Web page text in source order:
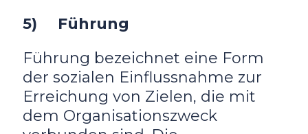
5) Führung
Führung bezeichnet eine Form
der sozialen Einflussnahme zur
Erreichung von Zielen, die mit
dem Organisationszweck